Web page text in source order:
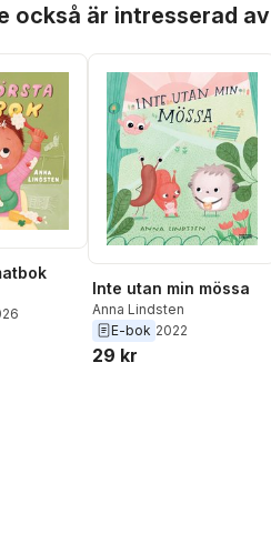
också är intresserad av
Totalt antal röster:
Inte utan min mössa
Anna Lindsten
E-bok 2022
29 kr